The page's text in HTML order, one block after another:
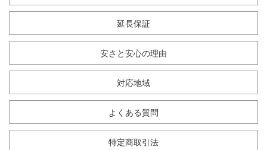
延長保証
安さと安心の理由
対応地域
よくある質問
特定商取引法